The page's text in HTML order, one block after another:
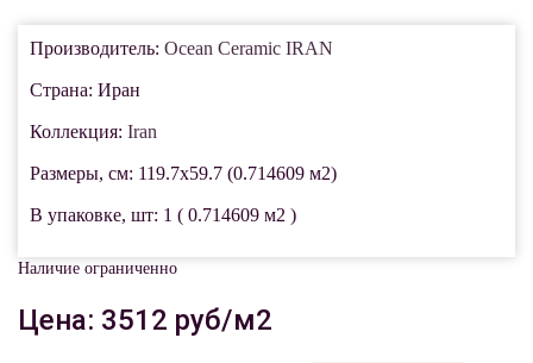
Производитель: Ocean Ceramic IRAN
Страна: Иран
Коллекция: Iran
Размеры, см: 119.7x59.7 (0.714609 м2)
В упаковке, шт: 1 ( 0.714609 м2 )
Наличие ограниченно
Цена: 3512 руб/м2